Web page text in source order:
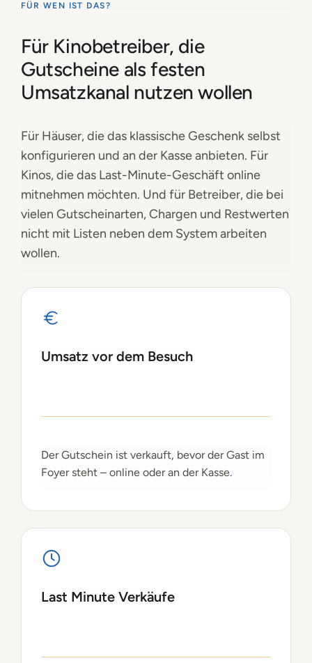
FÜR WEN IST DAS?
Für Kinobetreiber, die
Gutscheine als festen
Umsatzkanal nutzen wollen
Für Häuser, die das klassische Geschenk selbst
konfigurieren und an der Kasse anbieten. Für
Kinos, die das Last-Minute-Geschäft online
mitnehmen möchten. Und für Betreiber, die bei
vielen Gutscheinarten, Chargen und Restwerten
nicht mit Listen neben dem System arbeiten
wollen.
Umsatz vor dem Besuch
Der Gutschein ist verkauft, bevor der Gast im
Foyer steht – online oder an der Kasse.
Last Minute Verkäufe